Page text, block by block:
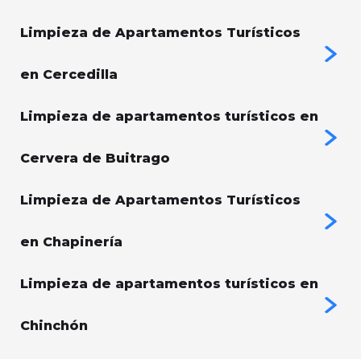
Limpieza de Apartamentos Turísticos
en Cercedilla
Limpieza de apartamentos turísticos en
Cervera de Buitrago
Limpieza de Apartamentos Turísticos
en Chapinería
Limpieza de apartamentos turísticos en
Chinchón